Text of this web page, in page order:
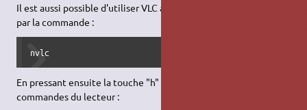
Il est aussi possible d'utiliser VLC avec une interface de console
par la commande :
nvlc
En pressant ensuite la touche "h" ou "H" on obtient les
commandes du lecteur :